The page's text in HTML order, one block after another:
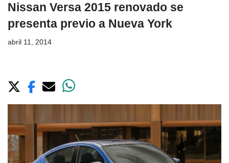
Nissan Versa 2015 renovado se
presenta previo a Nueva York
abril 11, 2014